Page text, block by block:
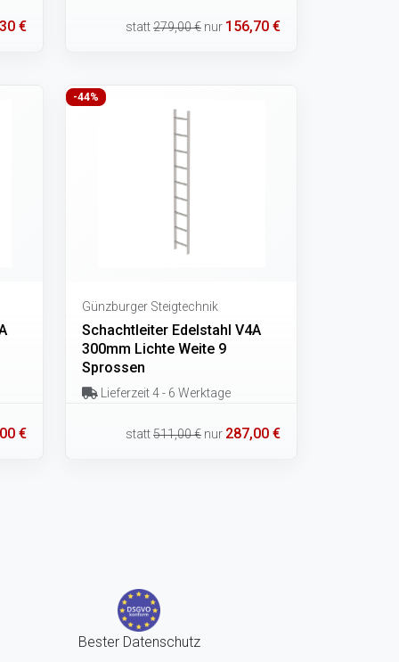
€ statt279,00 € nur 156,70 €
€
-44%
Günzburger Steigtechnik
Schachtleiter Edelstahl V4A
300mm Lichte Weite 9
Sprossen
Lieferzeit 4 - 6 Werktage
statt511,00 € nur 287,00 €
Bester Datenschutz